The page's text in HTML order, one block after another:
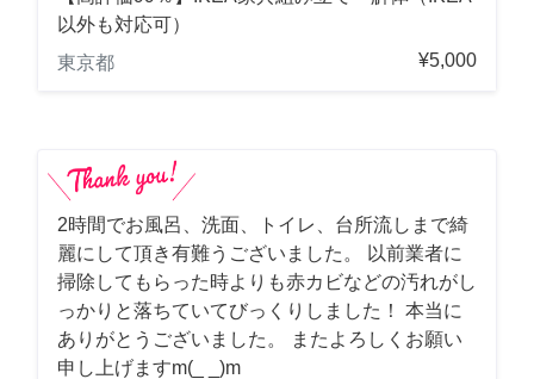
以外も対応可）
東京都
¥5,000
2時間でお風呂、洗面、トイレ、台所流しまで綺
麗にして頂き有難うございました。 以前業者に
掃除してもらった時よりも赤カビなどの汚れがし
っかりと落ちていてびっくりしました！ 本当に
ありがとうございました。 またよろしくお願い
申し上げますm(_ _)m